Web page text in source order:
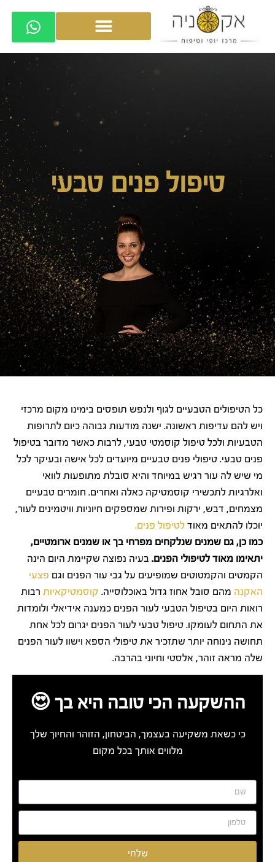
טיפול פנים טבעי
כל הטיפולים הטבעיים לגוף ולנפש תופסים בימינו מקום מרכזי
ויש להם עדיפות ראשונה. ישנה מודעות גבוהה כיום לתרופות
הטבעיות ולכל טיפול קוסמטי טבעי, לרבות כאשר מדובר בטיפול
פנים טבעי. טיפולי פנים טבעיים מיועדים לכל אישה ובעיקר לכל
מי שיש לה עור רגיש במיוחד והיא סובלת מתופעות לוואי
ואלרגיות לתכשירי קוסמטיקה כאלה ואחרים. חומרים טבעיים
מצמחים, דבש, ירקות ופירות שמספקים חיוניות וויטמינים לעור,
יוכלו להתאים מאוד לטיפול פנים.
כמו כן, גם שמנים שנלקחים מפרחי בך או שמנים ארומטיים,
יתאימו מאוד לטיפולי הפנים. בעיה נפוצה שקיימת היום הינה
הקמטים והקמטוטים שמופיעים על גבי עור הפנים וגם פצעי
האקנה מהם סובל אחוז גדול באוכלוסייה. קוסמטיקאיות רבות
רואות היום בטיפול הטבעי לעור הפנים כמענה אידיאלי ולומדות
את התחום לעומקו. טיפול טבעי לעור הפנים יגרום לכל אחת
תחושה נינוחה יותר שתזכיר את טיפולי הספא וישוו לעור הפנים
שלה מראה זוהר, אלסטי וחיוני בהרבה.
ההשקעה הכי טובה היא בך 😍
כי כשאת משקיעה בעצמך, הביטחון, הזוהר והחיוך שלך
מלווים אותך בכל מקום
שלחי